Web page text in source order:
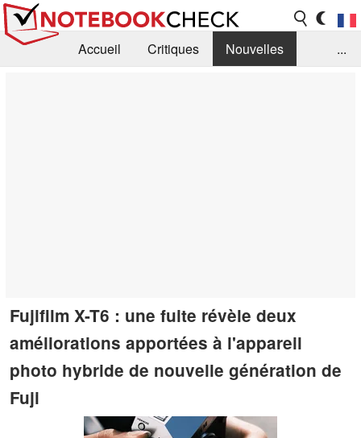
Accueil Critiques
Nouvelles
...
Fujifilm X-T6 : une fuite révèle deux
améliorations apportées à l'appareil
photo hybride de nouvelle génération de
Fuji